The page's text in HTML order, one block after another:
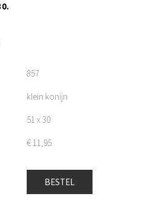
857
klein konijn
51 x 30
€ 11,95
BESTEL